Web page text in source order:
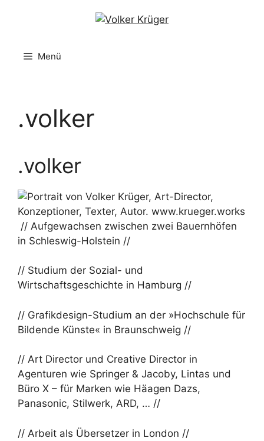
Menü
.volker
.volker
// Aufgewachsen zwischen zwei Bauernhöfen
in Schleswig-Holstein //
// Studium der Sozial- und
Wirtschaftsgeschichte in Hamburg //
// Grafikdesign-Studium an der »Hochschule für
Bildende Künste« in Braunschweig //
// Art Director und Creative Director in
Agenturen wie Springer & Jacoby, Lintas und
Büro X – für Marken wie Häagen Dazs,
Panasonic, Stilwerk, ARD, … //
// Arbeit als Übersetzer in London //